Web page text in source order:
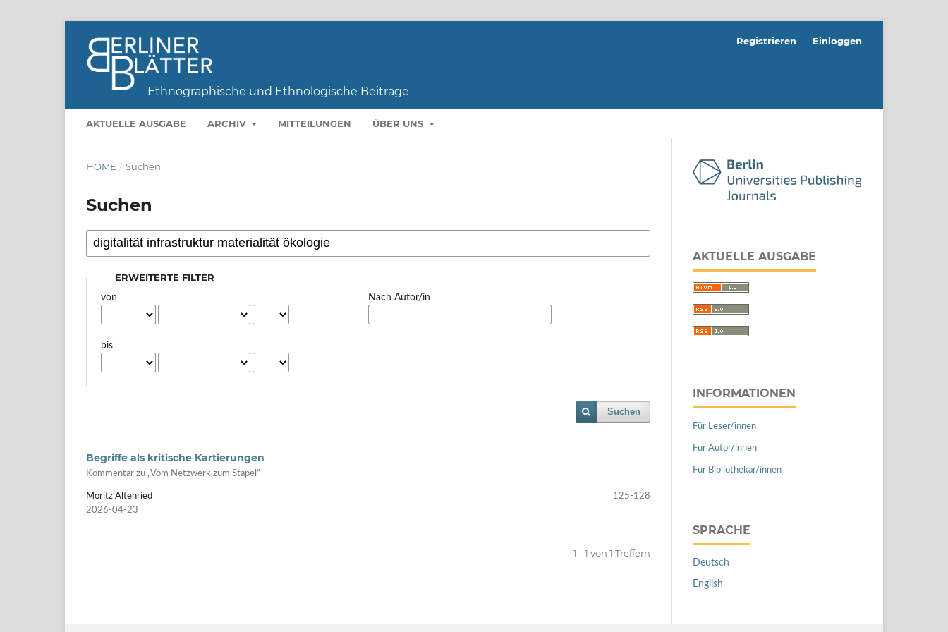
AKTUELLE AUSGABE ARCHIV MITTEILUNGEN ÜBER UNS
Registrieren Einloggen
HOME / Suchen
Suchen
ERWEITERTE FILTER
von
bis
Nach Autor/in
Suchen
Begriffe als kritische Kartierungen
Kommentar zu „Vom Netzwerk zum Stapel“
Moritz Altenried
125-128
2026-04-23
1 - 1 von 1 Treffern
AKTUELLE AUSGABE
INFORMATIONEN
Für Leser/innen
Für Autor/innen
Für Bibliothekar/innen
SPRACHE
Deutsch
English